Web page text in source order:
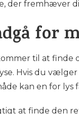
der fremhæver
for
til at finde
Hvis du
kan en for lys
at finde den